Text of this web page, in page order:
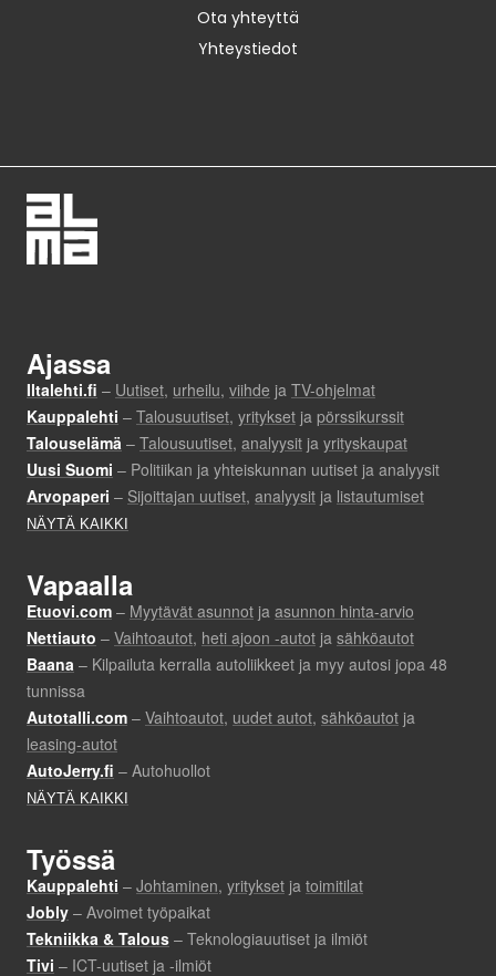
Ota yhteyttä
Yhteystiedot